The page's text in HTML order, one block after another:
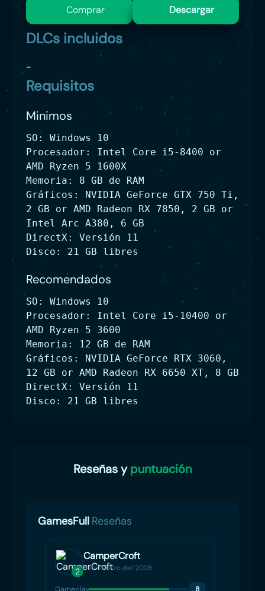
Comprar Descargar
DLCs incluidos
-
Requisitos
Minimos
SO: Windows 10
Procesador: Intel Core i5-8400 or
AMD Ryzen 5 1600X
Memoria: 8 GB de RAM
Gráficos: NVIDIA GeForce GTX 750 Ti,
2 GB or AMD Radeon RX 7850, 2 GB or
Intel Arc A380, 6 GB
DirectX: Versión 11
Disco: 21 GB libres
Recomendados
SO: Windows 10
Procesador: Intel Core i5-10400 or
AMD Ryzen 5 3600
Memoria: 12 GB de RAM
Gráficos: NVIDIA GeForce RTX 3060,
12 GB or AMD Radeon RX 6650 XT, 8 GB
DirectX: Versión 11
Disco: 21 GB libres
Reseñas ypuntuación
GamesFull Reseñas
2
CamperCroft
5 de Marzo del 2026